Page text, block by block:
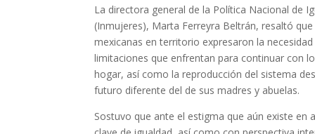
La directora general de la Política Nacional de
(Inmujeres), Marta Ferreyra Beltrán, resaltó
mexicanas en territorio expresaron la
limitaciones que enfrentan para continuar con
hogar, así como la reproducción del sistema
futuro diferente del de sus madres y abuelas.
Sostuvo que ante el estigma que aún existe en